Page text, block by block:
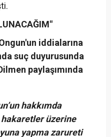
iddialarına
suç duyurusunda
paylaşımında
hakkımda
üzerine
yapma zarureti